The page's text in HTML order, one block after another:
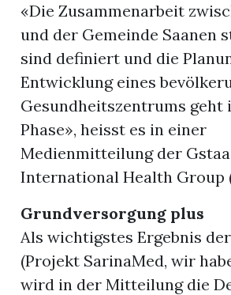
«Die Zusammenarbeit
und der Gemeinde Saanen
sind definiert und die
Entwicklung eines
Gesundheitszentrums geht
Phase», heisst es in einer
Medienmitteilung der
International Health Group
Grundversorgung plus
Als wichtigstes Ergebnis
(Projekt SarinaMed, wir
wird in der Mitteilung die